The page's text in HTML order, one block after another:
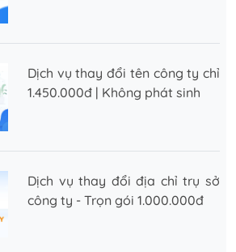
Dịch vụ thay đổi tên công ty chỉ
1.450.000đ | Không phát sinh
Dịch vụ thay đổi địa chỉ trụ sở
công ty - Trọn gói 1.000.000đ